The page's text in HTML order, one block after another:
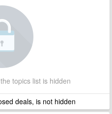
topics list is hidden
deals, is not hidden